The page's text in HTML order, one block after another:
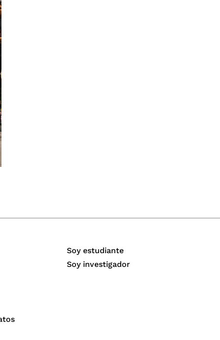
Soy estudiante
Soy investigador